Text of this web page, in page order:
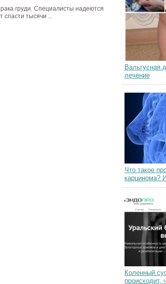
груди. Специалисты надеются
спасти тысячи ...
Вальгусная
лечение
Что такое
карцинома?
Коленный
происходит,